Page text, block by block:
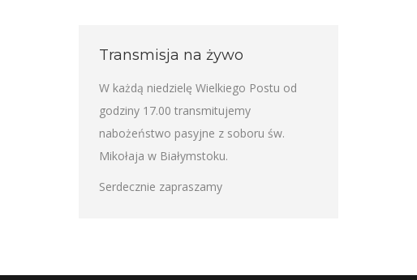
Transmisja na żywo
W każdą niedzielę Wielkiego Postu od
godziny 17.00 transmitujemy
nabożeństwo pasyjne z soboru św.
Mikołaja w Białymstoku.
Serdecznie zapraszamy